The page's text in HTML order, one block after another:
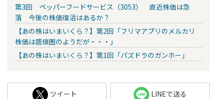
第3回 ペッパーフードサービス（3053） 直近株価は急
落 今後の株価復活はあるか？
【あの株はいまいくら？】第2回「フリマアプリのメルカリ
株価は底値圏のようだが・・・」
【あの株はいまいくら？】第1回「パズドラのガンホー」
ツイート LINEで送る